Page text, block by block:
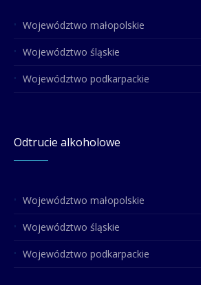
Województwo małopolskie
Województwo śląskie
Województwo podkarpackie
Odtrucie alkoholowe
Województwo małopolskie
Województwo śląskie
Województwo podkarpackie